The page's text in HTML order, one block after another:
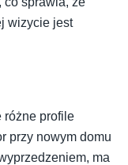
wizycie jest
różne profile
przy nowym domu
ma